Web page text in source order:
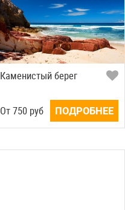
Каменистый берег
Oт750руб ПОДРОБНЕЕ